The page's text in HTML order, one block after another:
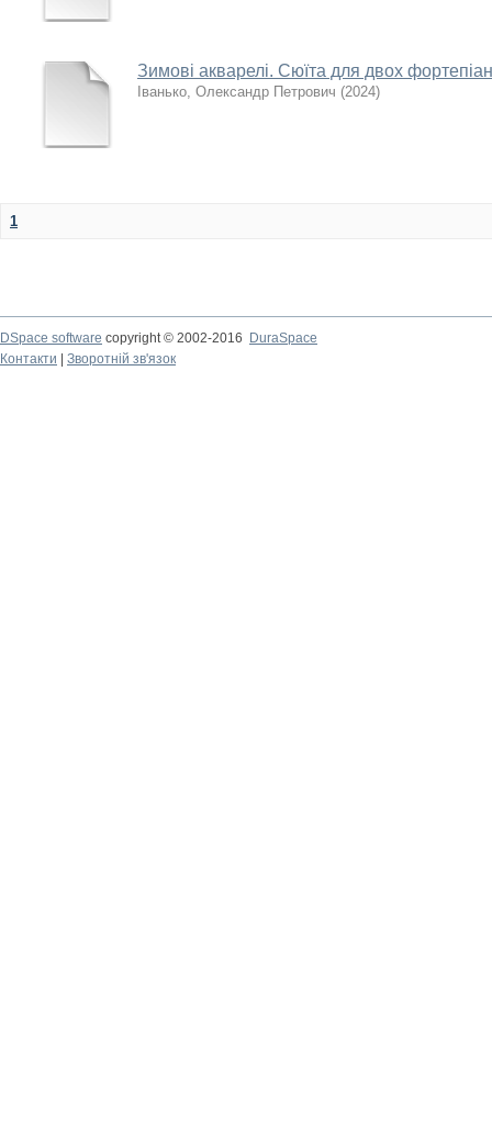
Зимові акварелі. Сюїта для двох
Іванько, Олександр Петрович (2024)
1
DSpace software copyright © 2002-2016
DuraSpace
Контакти
Зворотній зв'язок